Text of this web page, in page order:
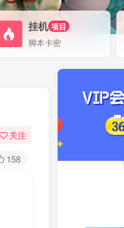
挂机 项目
脚本卡密
关注
158